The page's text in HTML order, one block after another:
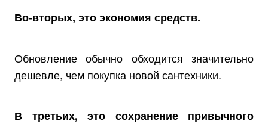
Во-вторых, это экономия средств.
Обновление обычно обходится значительно
дешевле, чем покупка новой сантехники.
В третьих, это сохранение привычного